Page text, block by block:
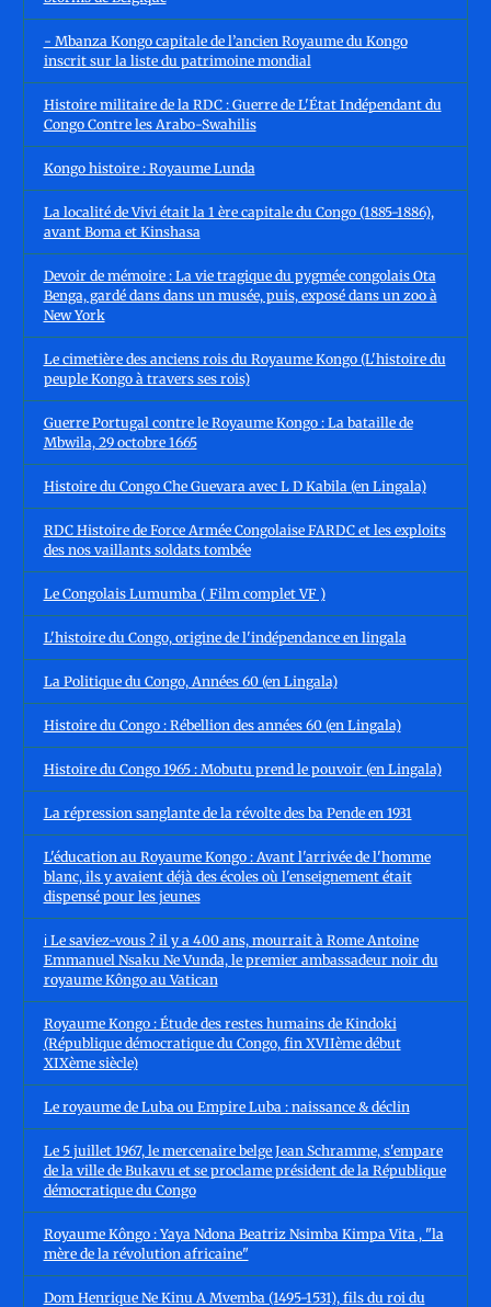
- Mbanza Kongo capitale de l’ancien Royaume du Kongo
inscrit sur la liste du patrimoine mondial
Histoire militaire de la RDC : Guerre de L'État Indépendant du
Congo Contre les Arabo-Swahilis
Kongo histoire : Royaume Lunda
La localité de Vivi était la 1 ère capitale du Congo (1885-1886),
avant Boma et Kinshasa
Devoir de mémoire : La vie tragique du pygmée congolais Ota
Benga, gardé dans dans un musée, puis, exposé dans un zoo à
New York
Le cimetière des anciens rois du Royaume Kongo (L'histoire du
peuple Kongo à travers ses rois)
Guerre Portugal contre le Royaume Kongo : La bataille de
Mbwila, 29 octobre 1665
Histoire du Congo Che Guevara avec L D Kabila (en Lingala)
RDC Histoire de Force Armée Congolaise FARDC et les exploits
des nos vaillants soldats tombée
Le Congolais Lumumba ( Film complet VF )
L'histoire du Congo, origine de l'indépendance en lingala
La Politique du Congo, Années 60 (en Lingala)
Histoire du Congo : Rébellion des années 60 (en Lingala)
Histoire du Congo 1965 : Mobutu prend le pouvoir (en Lingala)
La répression sanglante de la révolte des ba Pende en 1931
L'éducation au Royaume Kongo : Avant l'arrivée de l'homme
blanc, ils y avaient déjà des écoles où l'enseignement était
dispensé pour les jeunes
ℹ️ Le saviez-vous ? il y a 400 ans, mourrait à Rome Antoine
Emmanuel Nsaku Ne Vunda, le premier ambassadeur noir du
royaume Kôngo au Vatican
Royaume Kongo : Étude des restes humains de Kindoki
(République démocratique du Congo, fin XVIIème début
XIXème siècle)
Le royaume de Luba ou Empire Luba : naissance & déclin
Le 5 juillet 1967, le mercenaire belge Jean Schramme, s'empare
de la ville de Bukavu et se proclame président de la République
démocratique du Congo
Royaume Kôngo : Yaya Ndona Beatriz Nsimba Kimpa Vita , "la
mère de la révolution africaine"
Dom Henrique Ne Kinu A Mvemba (1495-1531), fils du roi du